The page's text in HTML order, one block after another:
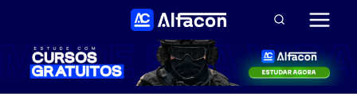
Conteúdo